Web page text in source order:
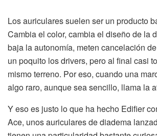
Los auriculares suelen ser un producto
Cambia el color, cambia el diseño de la
baja la autonomía, meten cancelación
un poquito los drivers, pero al final casi
mismo terreno. Por eso, cuando una
algo raro, aunque sea sencillo, llama la
Y eso es justo lo que ha hecho Edifier
Ace, unos auriculares de diadema